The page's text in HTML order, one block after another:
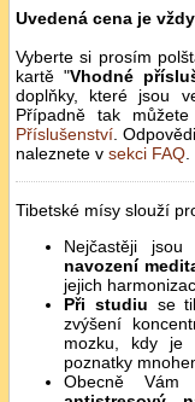
Uvedená cena je
Vyberte si prosím
kartě "Vhodné
doplňky, které jsou
Případně tak
Příslušenství.
naleznete v sekci FAQ.
Tibetské mísy slouží
Nejčastěji
navození
jejich
Při studiu se
zvýšení
mozku, kdy je
poznatky
Obecně